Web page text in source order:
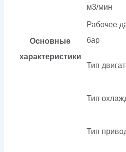
Основные
характеристики
м3/мин
Рабочее
бар
Тип
Тип
Тип